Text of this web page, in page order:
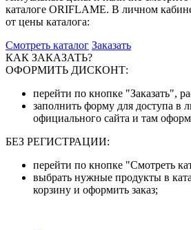
каталоге ORIFLAME. В личном
от цены каталога:
Смотреть каталог Заказать
КАК ЗАКАЗАТЬ?
ОФОРМИТЬ ДИСКОНТ:
перейти по кнопке "Заказать",
заполнить форму для доступа в
официального сайта и там
БЕЗ РЕГИСТРАЦИИ:
перейти по кнопке "Смотреть
выбрать нужные продукты в
корзину и оформить заказ;